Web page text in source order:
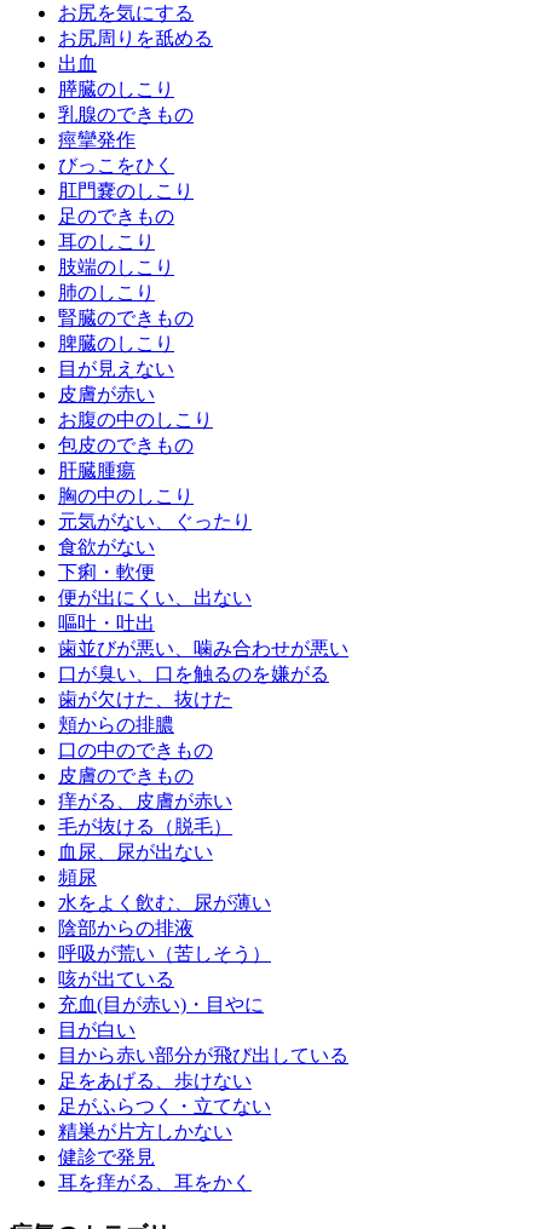
お尻を気にする
お尻周りを舐める
出血
膵臓のしこり
乳腺のできもの
痙攣発作
びっこをひく
肛門嚢のしこり
足のできもの
耳のしこり
肢端のしこり
肺のしこり
腎臓のできもの
脾臓のしこり
目が見えない
皮膚が赤い
お腹の中のしこり
包皮のできもの
肝臓腫瘍
胸の中のしこり
元気がない、ぐったり
食欲がない
下痢・軟便
便が出にくい、出ない
嘔吐・吐出
歯並びが悪い、噛み合わせが悪い
口が臭い、口を触るのを嫌がる
歯が欠けた、抜けた
頬からの排膿
口の中のできもの
皮膚のできもの
痒がる、皮膚が赤い
毛が抜ける（脱毛）
血尿、尿が出ない
頻尿
水をよく飲む、尿が薄い
陰部からの排液
呼吸が荒い（苦しそう）
咳が出ている
充血(目が赤い)・目やに
目が白い
目から赤い部分が飛び出している
足をあげる、歩けない
足がふらつく・立てない
精巣が片方しかない
健診で発見
耳を痒がる、耳をかく